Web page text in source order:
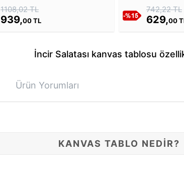
1108,02 TL
939,00 TL
742,22 TL
629,00
İncir Salatası kanvas tablosu
Ürün Yorumları
KANVAS TABLO NEDİR?